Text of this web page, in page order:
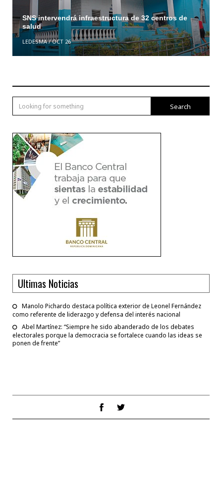
SNS intervendrá infraestructura de 32 centros de
salud
LEDESMA/OCT 26
Search
Ultimas Noticias
Manolo Pichardo destaca política exterior de Leonel Fernández
como referente de liderazgo y defensa del interés nacional
Abel Martínez: “Siempre he sido abanderado de los debates
electorales porque la democracia se fortalece cuando las ideas se
ponen de frente”